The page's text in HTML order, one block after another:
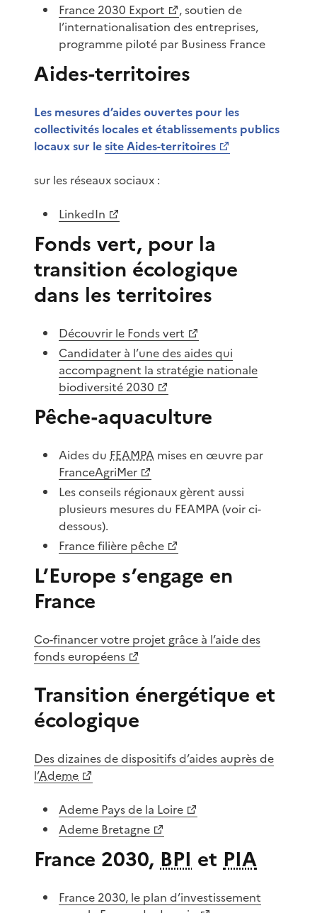
France 2030 Export
, soutien de
l’internationalisation des entreprises,
programme piloté par Business France
Aides-territoires
Les mesures d’aides ouvertes pour les
collectivités locales et établissements publics
locaux sur lesite Aides-territoires
sur les réseaux sociaux :
LinkedIn
Fonds vert, pour la
transition écologique
dans les territoires
Découvrir le Fonds vert
Candidater à l’une des aides qui
accompagnent la stratégie nationale
biodiversité 2030
Pêche-aquaculture
Aides du FEAMPA mises en œuvre par
FranceAgriMer
Les conseils régionaux gèrent aussi
plusieurs mesures du FEAMPA (voir ci-
dessous).
France filière pêche
L’Europe s’engage en
France
Co-financer votre projet grâce à l’aide des
fonds européens
Transition énergétique et
écologique
Des dizaines de dispositifs d’aides auprès de
l’Ademe
Ademe Pays de la Loire
Ademe Bretagne
France 2030, BPI et PIA
France 2030, le plan d’investissement